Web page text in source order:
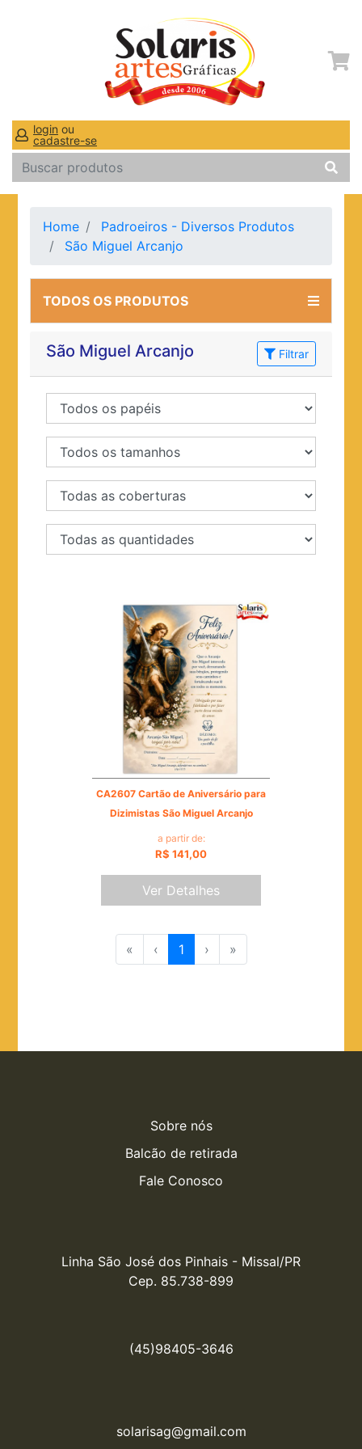
login ou
cadastre-se
Home
Padroeiros - Diversos Produtos
São Miguel Arcanjo
TODOS OS PRODUTOS
São Miguel Arcanjo Filtrar
CA2607 Cartão de Aniversário para
Dizimistas São Miguel Arcanjo
a partir de:
R$ 141,00
Ver Detalhes
« ‹ 1 › »
Sobre nós
Balcão de retirada
Fale Conosco
Linha São José dos Pinhais - Missal/PR
Cep. 85.738-899
(45)98405-3646
solarisag@gmail.com